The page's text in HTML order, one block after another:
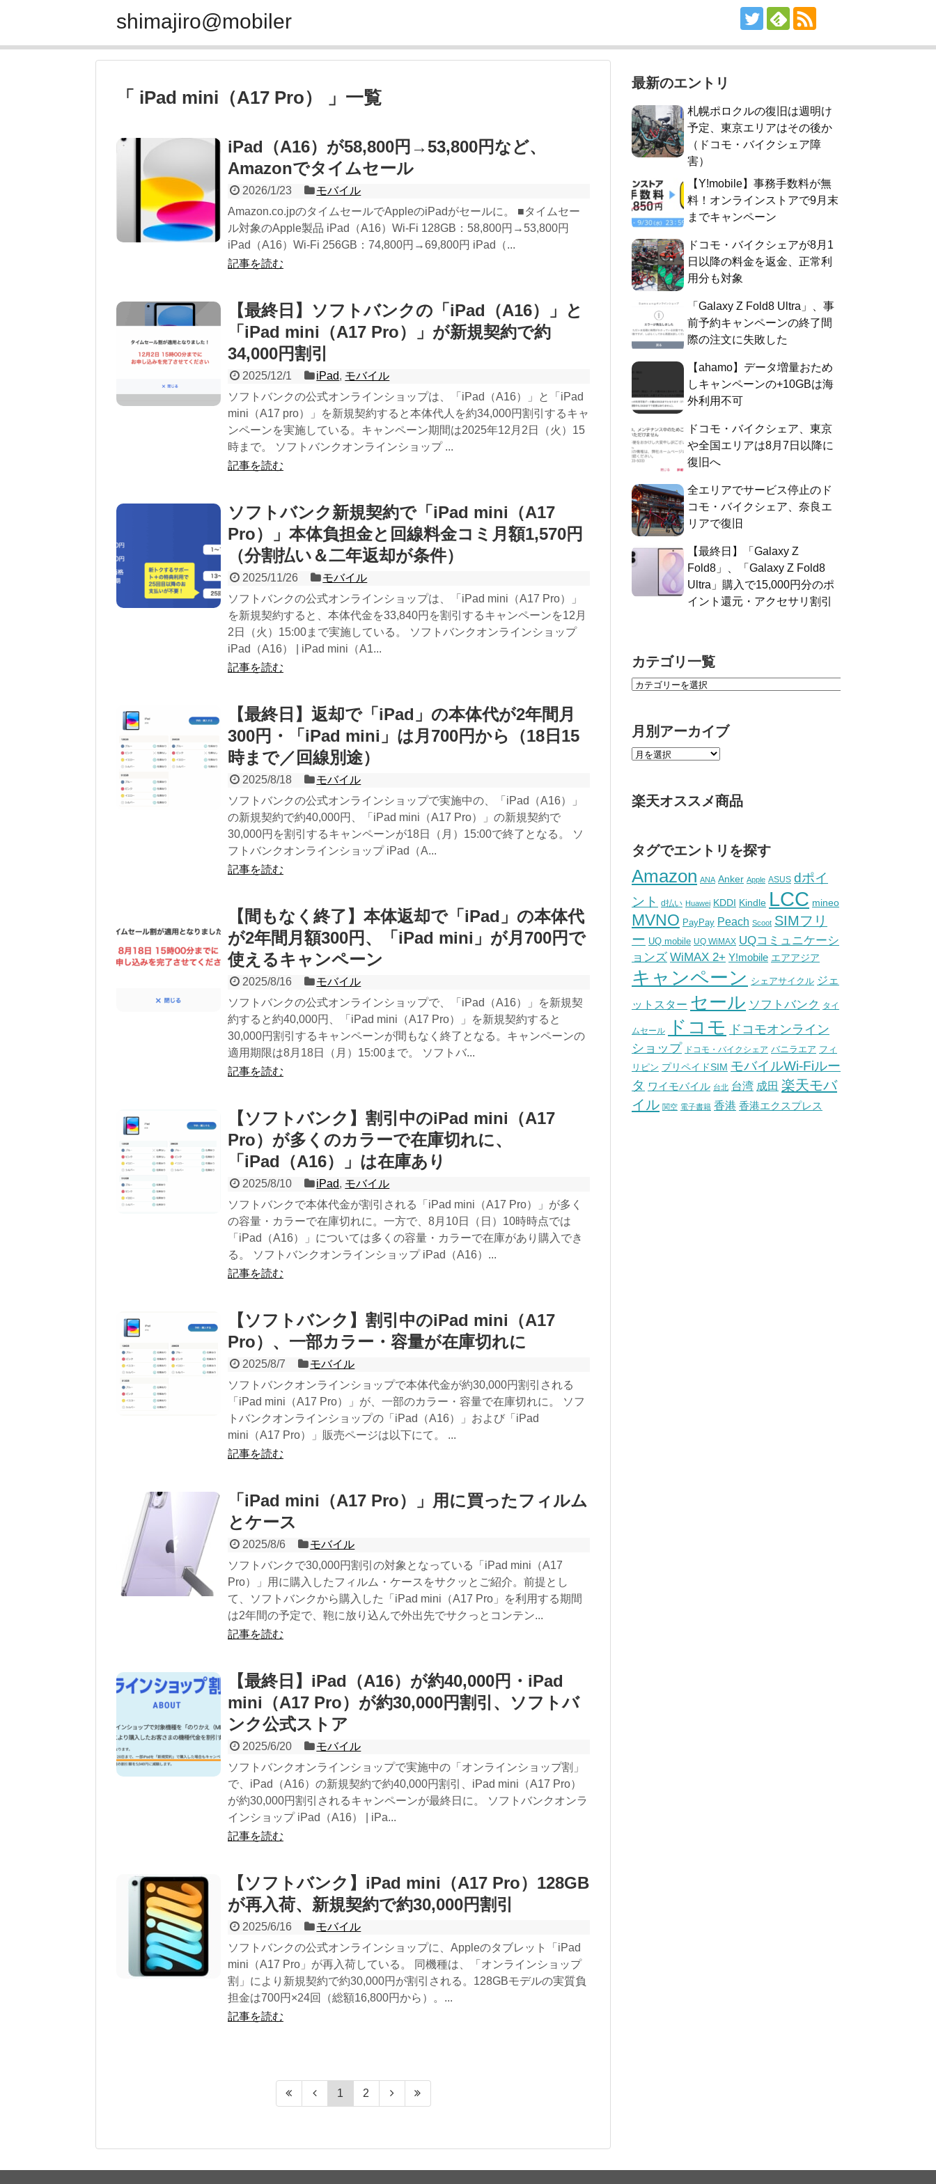
shimajiro@mobiler
「 iPad mini（A17 Pro） 」一覧
iPad（A16）が58,800円→53,800円など、
Amazonでタイムセール
2026/1/23
モバイル
Amazon.co.jpのタイムセールでAppleのiPadがセールに。 ■タイムセー
ル対象のApple製品 iPad（A16）Wi-Fi 128GB：58,800円→53,800円
iPad（A16）Wi-Fi 256GB：74,800円→69,800円 iPad（...
記事を読む
【最終日】ソフトバンクの「iPad（A16）」と
「iPad mini（A17 Pro）」が新規契約で約
34,000円割引
2025/12/1 iPad, モバイル
ソフトバンクの公式オンラインショップは、「iPad（A16）」と「iPad
mini（A17 pro）」を新規契約すると本体代人を約34,000円割引するキャ
ンペーンを実施している。キャンペーン期間は2025年12月2日（火）15
時まで。 ソフトバンクオンラインショップ ...
記事を読む
ソフトバンク新規契約で「iPad mini（A17
Pro）」本体負担金と回線料金コミ月額1,570円
（分割払い＆二年返却が条件）
2025/11/26
モバイル
ソフトバンクの公式オンラインショップは、「iPad mini（A17 Pro）」
を新規契約すると、本体代金を33,840円を割引するキャンペーンを12月
2日（火）15:00まで実施している。 ソフトバンクオンラインショップ
iPad（A16） | iPad mini（A1...
記事を読む
【最終日】返却で「iPad」の本体代が2年間月
300円・「iPad mini」は月700円から（18日15
時まで／回線別途）
2025/8/18
モバイル
ソフトバンクの公式オンラインショップで実施中の、「iPad（A16）」
の新規契約で約40,000円、「iPad mini（A17 Pro）」の新規契約で
30,000円を割引するキャンペーンが18日（月）15:00で終了となる。 ソ
フトバンクオンラインショップ iPad（A...
記事を読む
【間もなく終了】本体返却で「iPad」の本体代
が2年間月額300円、「iPad mini」が月700円で
使えるキャンペーン
2025/8/16
モバイル
ソフトバンクの公式オンラインショップで、「iPad（A16）」を新規契
約すると約40,000円、「iPad mini（A17 Pro）」を新規契約すると
30,000円割引するキャンペーンが間もなく終了となる。キャンペーンの
適用期限は8月18日（月）15:00まで。 ソフトバ...
記事を読む
【ソフトバンク】割引中のiPad mini（A17
Pro）が多くのカラーで在庫切れに、
「iPad（A16）」は在庫あり
2025/8/10 iPad, モバイル
ソフトバンクで本体代金が割引される「iPad mini（A17 Pro）」が多く
の容量・カラーで在庫切れに。一方で、8月10日（日）10時時点では
「iPad（A16）」については多くの容量・カラーで在庫があり購入でき
る。 ソフトバンクオンラインショップ iPad（A16）...
記事を読む
【ソフトバンク】割引中のiPad mini（A17
Pro）、一部カラー・容量が在庫切れに
2025/8/7
モバイル
ソフトバンクオンラインショップで本体代金が約30,000円割引される
「iPad mini（A17 Pro）」が、一部のカラー・容量で在庫切れに。 ソフ
トバンクオンラインショップの「iPad（A16）」および「iPad
mini（A17 Pro）」販売ページは以下にて。 ...
記事を読む
「iPad mini（A17 Pro）」用に買ったフィルム
とケース
2025/8/6
モバイル
ソフトバンクで30,000円割引の対象となっている「iPad mini（A17
Pro）」用に購入したフィルム・ケースをサクッとご紹介。前提とし
て、ソフトバンクから購入した「iPad mini（A17 Pro」を利用する期間
は2年間の予定で、鞄に放り込んで外出先でサクっとコンテン...
記事を読む
【最終日】iPad（A16）が約40,000円・iPad
mini（A17 Pro）が約30,000円割引、ソフトバ
ンク公式ストア
2025/6/20
モバイル
ソフトバンクオンラインショップで実施中の「オンラインショップ割」
で、iPad（A16）の新規契約で約40,000円割引、iPad mini（A17 Pro）
が約30,000円割引されるキャンペーンが最終日に。 ソフトバンクオンラ
インショップ iPad（A16） | iPa...
記事を読む
【ソフトバンク】iPad mini（A17 Pro）128GB
が再入荷、新規契約で約30,000円割引
2025/6/16
モバイル
ソフトバンクの公式オンラインショップに、Appleのタブレット「iPad
mini（A17 Pro」が再入荷している。 同機種は、「オンラインショップ
割」により新規契約で約30,000円が割引される。128GBモデルの実質負
担金は700円×24回（総額16,800円から）。...
記事を読む
1 2
最新のエントリ
札幌ポロクルの復旧は週明け
予定、東京エリアはその後か
（ドコモ・バイクシェア障
害）
【Y!mobile】事務手数料が無
料！オンラインストアで9月末
までキャンペーン
ドコモ・バイクシェアが8月1
日以降の料金を返金、正常利
用分も対象
「Galaxy Z Fold8 Ultra」、事
前予約キャンペーンの終了間
際の注文に失敗した
【ahamo】データ増量おため
しキャンペーンの+10GBは海
外利用不可
ドコモ・バイクシェア、東京
や全国エリアは8月7日以降に
復旧へ
全エリアでサービス停止のド
コモ・バイクシェア、奈良エ
リアで復旧
【最終日】「Galaxy Z
Fold8」、「Galaxy Z Fold8
Ultra」購入で15,000円分のポ
イント還元・アクセサリ割引
カテゴリ一覧
月別アーカイブ
楽天オススメ商品
タグでエントリを探す
Amazon ANA Anker Apple ASUS dポイ
ント
d払い Huawei KDDI Kindle LCC mineo
MVNO PayPay Peach Scoot SIMフリ
ー UQ mobile UQ WiMAX UQコミュニケーシ
ョンズ WiMAX 2+ Y!mobile エアアジア
キャンペーン シェアサイクル ジェ
ットスター セール ソフトバンク タイ
ムセール ドコモ
ドコモオンライン
ショップ ドコモ・バイクシェア バニラエア フィ
リピン プリペイドSIM モバイルWi-Fiルー
タ ワイモバイル 台北 台湾 成田 楽天モバ
イル 関空 電子書籍 香港 香港エクスプレス